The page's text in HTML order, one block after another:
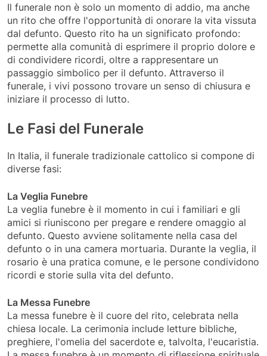
Il funerale non è solo un momento di addio, ma anche
un rito che offre l'opportunità di onorare la vita vissuta
dal defunto. Questo rito ha un significato profondo:
permette alla comunità di esprimere il proprio dolore e
di condividere ricordi, oltre a rappresentare un
passaggio simbolico per il defunto. Attraverso il
funerale, i vivi possono trovare un senso di chiusura e
iniziare il processo di lutto.
Le Fasi del Funerale
In Italia, il funerale tradizionale cattolico si compone di
diverse fasi:
La Veglia Funebre
La veglia funebre è il momento in cui i familiari e gli
amici si riuniscono per pregare e rendere omaggio al
defunto. Questo avviene solitamente nella casa del
defunto o in una camera mortuaria. Durante la veglia, il
rosario è una pratica comune, e le persone condividono
ricordi e storie sulla vita del defunto.
La Messa Funebre
La messa funebre è il cuore del rito, celebrata nella
chiesa locale. La cerimonia include letture bibliche,
preghiere, l'omelia del sacerdote e, talvolta, l'eucaristia.